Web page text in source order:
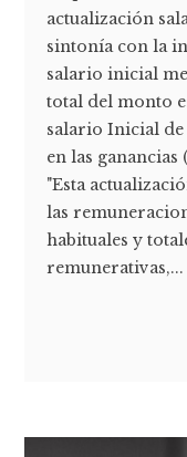
actualización
sintonía con la
salario inicial
total del monto
salario Inicial de
en las ganancias
"Esta
las
habituales y
remunerativas,...